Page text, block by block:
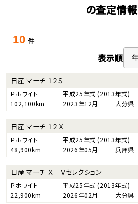
の査定情報
10 件
表示順
日産 マーチ １２Ｓ
Ｐホワイト 平成25年式(2013年式)
102,100km
2023年12月 大分県
日産 マーチ １２Ｘ
Ｐホワイト 平成25年式(2013年式)
48,900km
2026年05月 兵庫県
日産 マーチ Ｘ Ｖセレクション
Ｐホワイト 平成25年式(2013年式)
22,900km
2026年02月 大分県